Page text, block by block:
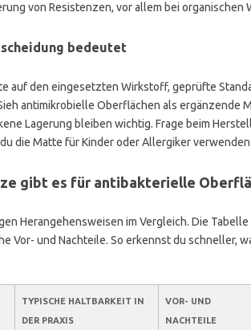
von Resistenzen, vor allem bei organischen
bedeutet
auf den eingesetzten Wirkstoff, geprüfte
antimikrobielle Oberflächen als ergänzende
Lagerung bleiben wichtig. Frage beim
die Matte für Kinder oder Allergiker
gibt es für antibakterielle
Herangehensweisen im Vergleich. Die
Vor- und Nachteile. So erkennst du schneller,
TYPISCHE HALTBARKEIT IN
DER PRAXIS
VOR- UND
NACHTEILE